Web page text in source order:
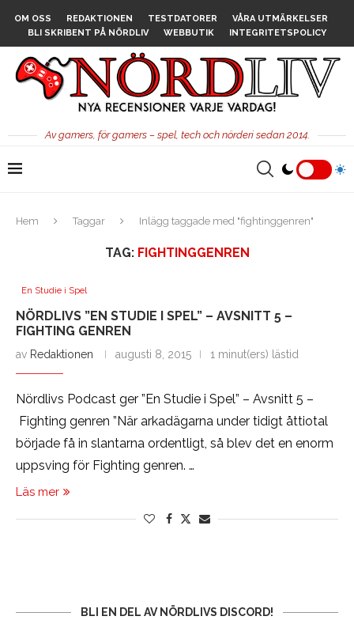
OM OSS REDAKTIONEN TESTDATORER
VÅRA UTMÄRKELSER
BLI SKRIBENT PÅ NÖRDLIV
WEBBUTIK INTEGRITETSPOLICY
Av gamers, för gamers – spel, tech och nörderi sedan 2014.
Hem Taggar Inlägg taggade med "fightinggenren"
TAG: FIGHTINGGENREN
En Studie i Spel
NÖRDLIVS ”EN STUDIE I SPEL” – AVSNITT 5 –
FIGHTING GENREN
av Redaktionen augusti 8, 2015 1 minut(ers) lästid
Nördlivs Podcast ger ”En Studie i Spel” – Avsnitt 5 –
Fighting genren ”När arkadägarna under tidigt åttiotal
började få in slantarna ordentligt, så blev det en enorm
uppsving för Fighting genren. …
Läs mer
BLI EN DEL AV NÖRDLIVS DISCORD!